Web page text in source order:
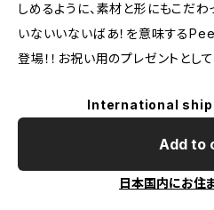
しめるように、素材と形にもこだわ
いないいないばあ！を意味する
登場！！お祝い用のプレゼントとし
International
Add to
日本国内にお住